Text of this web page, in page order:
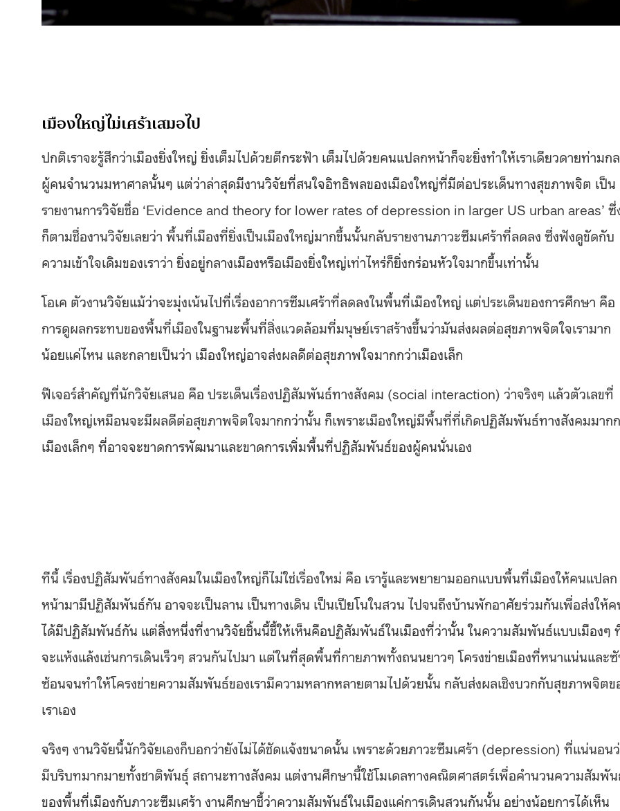
เมืองใหญ่ไม่เศร้าเสมอไป
ปกติเราจะรู้สึกว่าเมืองยิ่งใหญ่ ยิ่งเต็มไปด้วยตึกระฟ้า เต็มไปด้วยคนแปลกหน้าก็จะยิ่งทำให้เราเดียวดายท่ามก
ผู้คนจำนวนมหาศาลนั้นๆ แต่ว่าล่าสุดมีงานวิจัยที่สนใจอิทธิพลของเมืองใหญ่ที่มีต่อประเด็นทางสุขภาพจิต เป็น
รายงานการวิจัยชื่อ ‘Evidence and theory for lower rates of depression in larger US urban areas’ ซึ่
ก็ตามชื่องานวิจัยเลยว่า พื้นที่เมืองที่ยิ่งเป็นเมืองใหญ่มากขึ้นนั้นกลับรายงานภาวะซึมเศร้าที่ลดลง ซึ่งฟังดูขัดกับ
ความเข้าใจเดิมของเราว่า ยิ่งอยู่กลางเมืองหรือเมืองยิ่งใหญ่เท่าไหร่ก็ยิ่งกร่อนหัวใจมากขึ้นเท่านั้น
โอเค ตัวงานวิจัยแม้ว่าจะมุ่งเน้นไปที่เรื่องอาการซึมเศร้าที่ลดลงในพื้นที่เมืองใหญ่ แต่ประเด็นของการศึกษา คือ
การดูผลกระทบของพื้นที่เมืองในฐานะพื้นที่สิ่งแวดล้อมที่มนุษย์เราสร้างขึ้นว่ามันส่งผลต่อสุขภาพจิตใจเรามาก
น้อยแค่ไหน และกลายเป็นว่า เมืองใหญ่อาจส่งผลดีต่อสุขภาพใจมากกว่าเมืองเล็ก
ฟีเจอร์สำคัญที่นักวิจัยเสนอ คือ ประเด็นเรื่องปฏิสัมพันธ์ทางสังคม (social interaction) ว่าจริงๆ แล้วตัวเลขที่
เมืองใหญ่เหมือนจะมีผลดีต่อสุขภาพจิตใจมากกว่านั้น ก็เพราะเมืองใหญ่มีพื้นที่ที่เกิดปฏิสัมพันธ์ทางสังคมมาก
เมืองเล็กๆ ที่อาจจะขาดการพัฒนาและขาดการเพิ่มพื้นที่ปฏิสัมพันธ์ของผู้คนนั่นเอง
ทีนี้ เรื่องปฏิสัมพันธ์ทางสังคมในเมืองใหญ่ก็ไม่ใช่เรื่องใหม่ คือ เรารู้และพยายามออกแบบพื้นที่เมืองให้คนแปลก
หน้ามามีปฏิสัมพันธ์กัน อาจจะเป็นลาน เป็นทางเดิน เป็นเปียโนในสวน ไปจนถึงบ้านพักอาศัยร่วมกันเพื่อส่งให้
ได้มีปฏิสัมพันธ์กัน แต่สิ่งหนึ่งที่งานวิจัยชิ้นนี้ชี้ให้เห็นคือปฏิสัมพันธ์ในเมืองที่ว่านั้น ในความสัมพันธ์แบบเมืองๆ
จะแห้งแล้งเช่นการเดินเร็วๆ สวนกันไปมา แต่ในที่สุดพื้นที่กายภาพทั้งถนนยาวๆ โครงข่ายเมืองที่หนาแน่นและ
ซ้อนจนทำให้โครงข่ายความสัมพันธ์ของเรามีความหลากหลายตามไปด้วยนั้น กลับส่งผลเชิงบวกกับสุขภาพจิตข
เราเอง
จริงๆ งานวิจัยนี้นักวิจัยเองก็บอกว่ายังไม่ได้ชัดแจ้งขนาดนั้น เพราะด้วยภาวะซึมเศร้า (depression) ที่แน่นอน
มีบริบทมากมายทั้งชาติพันธุ์ สถานะทางสังคม แต่งานศึกษานี้ใช้โมเดลทางคณิตศาสตร์เพื่อคำนวนความสัมพั
ของพื้นที่เมืองกับภาวะซึมเศร้า งานศึกษาชี้ว่าความสัมพันธ์ในเมืองแค่การเดินสวนกันนั้น อย่างน้อยการได้เห็น